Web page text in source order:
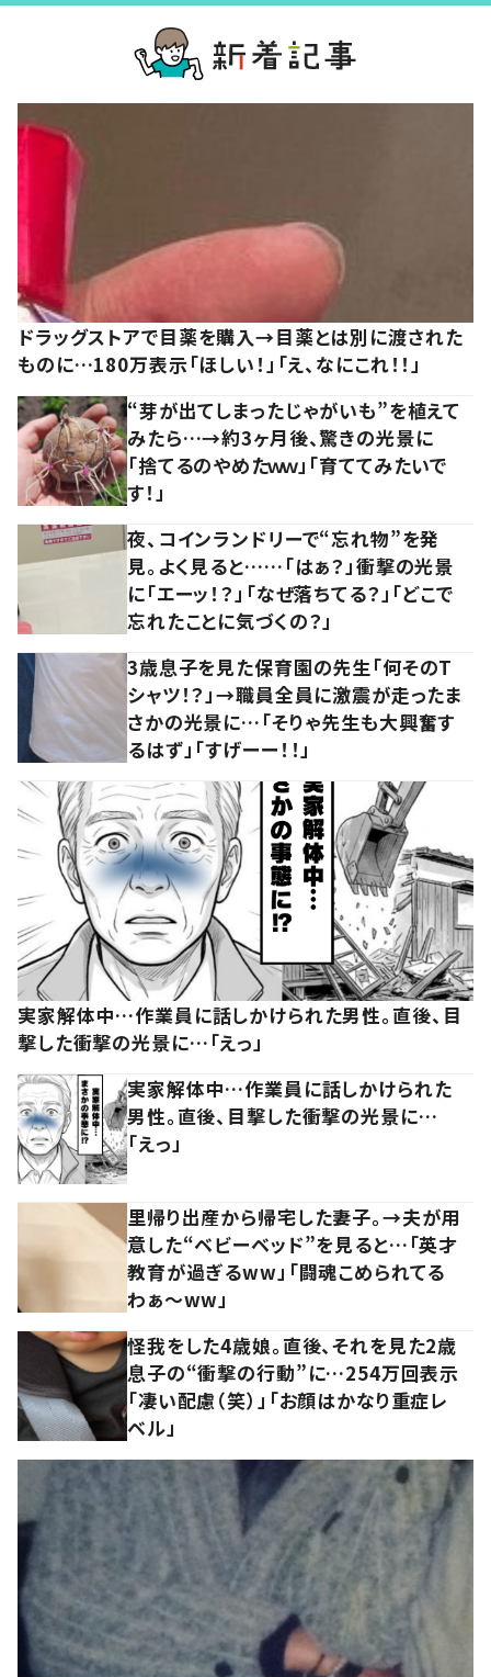
ドラッグストアで目薬を購入→目薬とは別に渡された
ものに…180万表示「ほしい！」「え、なにこれ！！」
“芽が出てしまったじゃがいも”を植えて
みたら…→約3ヶ月後、驚きの光景に
「捨てるのやめたｗｗ」「育ててみたいで
す！」
夜、コインランドリーで“忘れ物”を発
見。よく見ると……「はぁ？」衝撃の光景
に「エーッ！？」「なぜ落ちてる？」「どこで
忘れたことに気づくの？」
3歳息子を見た保育園の先生「何そのT
シャツ！？」→職員全員に激震が走ったま
さかの光景に…「そりゃ先生も大興奮す
るはず」「すげーー！！」
実家解体中…作業員に話しかけられた男性。直後、目
撃した衝撃の光景に…「えっ」
実家解体中…作業員に話しかけられた
男性。直後、目撃した衝撃の光景に…
「えっ」
里帰り出産から帰宅した妻子。→夫が用
意した“ベビーベッド”を見ると…「英才
教育が過ぎるww」「闘魂こめられてる
わぁ～ww」
怪我をした4歳娘。直後、それを見た2歳
息子の“衝撃の行動”に…254万回表示
「凄い配慮（笑）」「お顔はかなり重症レ
ベル」